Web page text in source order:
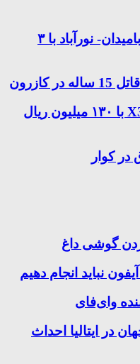
واژگونی پژو۲۰۶ در جاده بابامیدان- نورآباد با ۳
توقیف خودروی ام‌وی‌ام X33 با ۱۳۰ میلیون ریال
کوار
گوشی داغ
نباید انجام دهیم
وای‌فای
در ایتالیا احداث